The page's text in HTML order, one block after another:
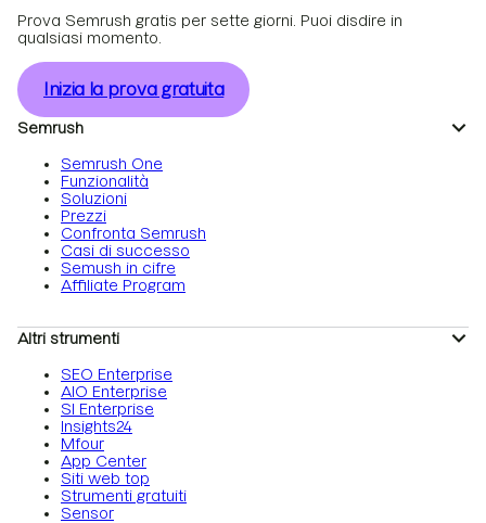
Prova Semrush gratis per sette giorni. Puoi disdire in
qualsiasi momento.
Inizia la prova gratuita
Semrush
Semrush One
Funzionalità
Soluzioni
Prezzi
Confronta Semrush
Casi di successo
Semush in cifre
Affiliate Program
Altri strumenti
SEO Enterprise
AIO Enterprise
SI Enterprise
Insights24
Mfour
App Center
Siti web top
Strumenti gratuiti
Sensor